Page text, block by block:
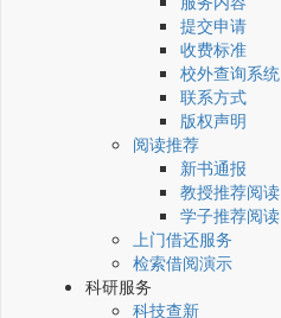
提交申请
收费标准
校外查询系统
联系方式
版权声明
阅读推荐
新书通报
教授推荐阅读
学子推荐阅读
上门借还服务
检索借阅演示
科研服务
科技查新